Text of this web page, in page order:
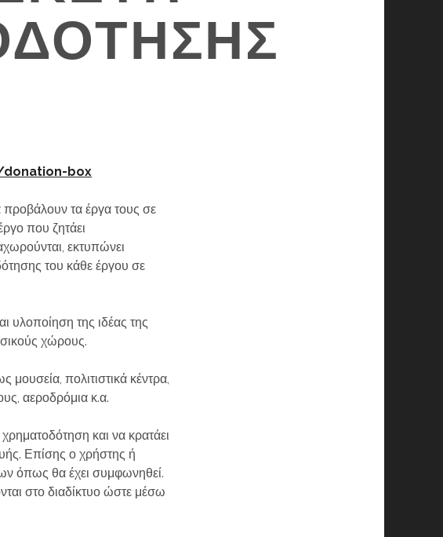
box
προβάλουν τα έργα τους σε
που ζητάει
εκτυπώνει
του κάθε έργου σε
υλοποίηση της ιδέας της
χώρους.
πολιτιστικά κέντρα,
αεροδρόμια κ.α.
και να κρατάει
Επίσης ο χρήστης ή
όπως θα έχει συμφωνηθεί.
στο διαδίκτυο ώστε μέσω